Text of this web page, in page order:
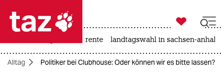
 taz zahl ich
taz zahl ich

taz zahl ich
rente landtagswahl in sachsen-anhalt
Alltag Politiker bei Clubhouse: Oder können wir es bitte lassen?